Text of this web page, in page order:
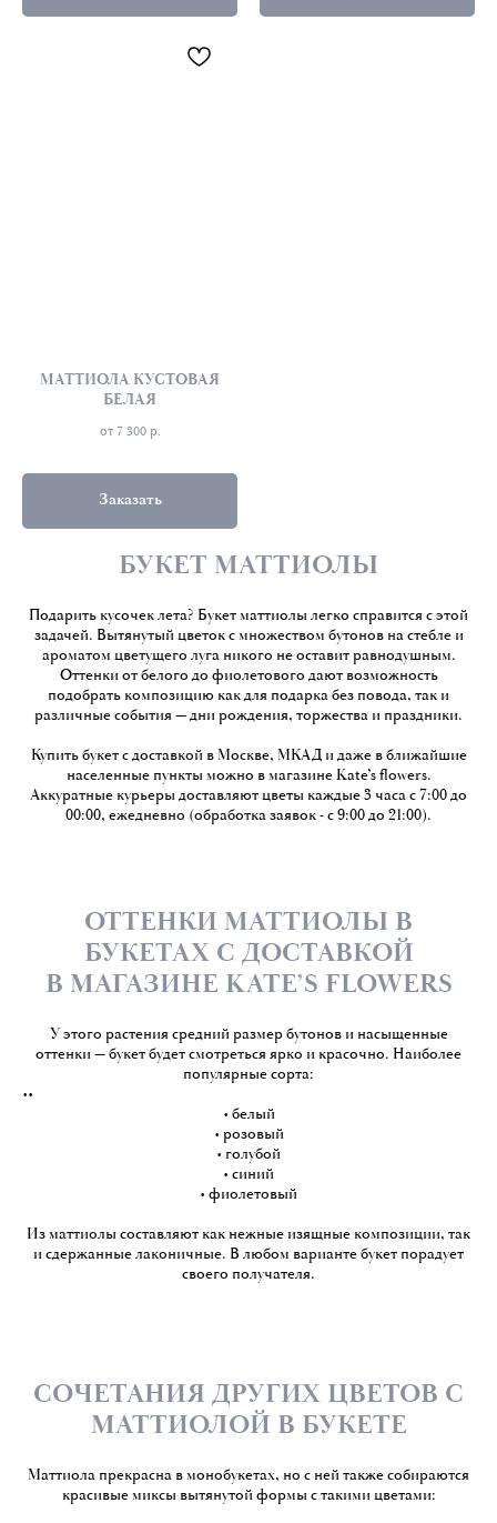
МАТТИОЛА КУСТОВАЯ
БЕЛАЯ
от 7 300 р.
Заказать
БУКЕТ МАТТИОЛЫ
Подарить кусочек лета? Букет маттиолы легко справится с этой
задачей. Вытянутый цветок с множеством бутонов на стебле и
ароматом цветущего луга никого не оставит равнодушным.
Оттенки от белого до фиолетового дают возможность
подобрать композицию как для подарка без повода, так и
различные события — дни рождения, торжества и праздники.
Купить букет с доставкой в Москве, МКАДи даже в ближайшие
населенные пункты можно в магазине Kate’s flowers.
Аккуратные курьеры доставляют цветы каждые 3 часа с 7:00 до
00:00, ежедневно (обработка заявок - с 9:00 до 21:00).
ОТТЕНКИ МАТТИОЛЫ В
БУКЕТАХ С ДОСТАВКОЙ
В МАГАЗИНЕ KATE’S FLOWERS
У этого растения средний размер бутонов и насыщенные
оттенки — букет будет смотреться ярко и красочно. Наиболее
популярные сорта:
••
• белый
• розовый
• голубой
• синий
• фиолетовый
Из маттиолы составляют как нежные изящные композиции, так
и сдержанные лаконичные. В любом варианте букет порадует
своего получателя.
СОЧЕТАНИЯ ДРУГИХ ЦВЕТОВ С
МАТТИОЛОЙ В БУКЕТЕ
Маттиола прекрасна в монобукетах, но с ней также собираются
красивые миксы вытянутой формы с такими цветами: